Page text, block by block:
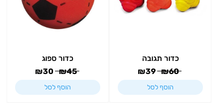
כדור תגובה
₪60
₪39
הוסף לסל
כדור ספוג
₪45
₪30
הוסף לסל